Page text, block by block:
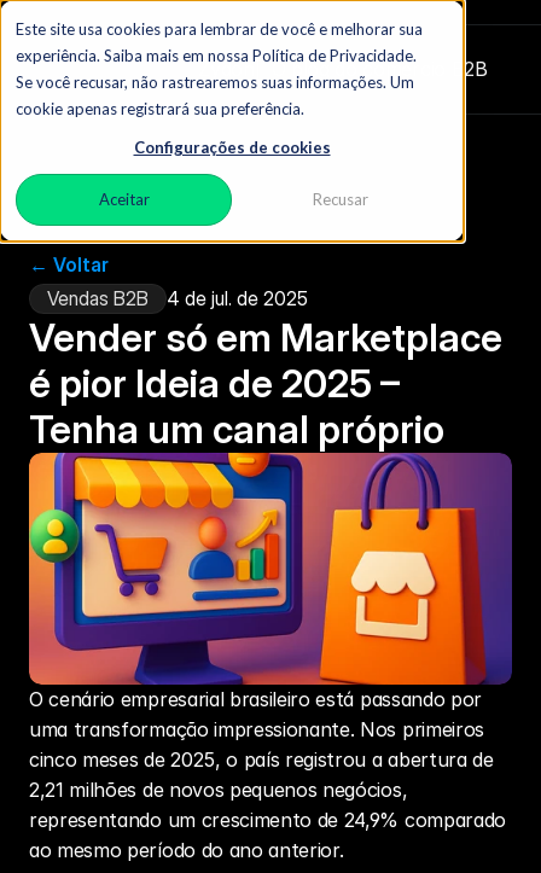
Este site usa cookies para lembrar de você e melhorar sua
experiência. Saiba mais em nossa Política de Privacidade.
Se você recusar, não rastrearemos suas informações. Um
cookie apenas registrará sua preferência.
Configurações de cookies
Aceitar Recusar
Zydon|  O blog do comércio B2B
← Voltar
Vendas B2B
4 de jul. de 2025
Vender só em Marketplace
é pior Ideia de 2025 –
Tenha um canal próprio
O cenário empresarial brasileiro está passando por
uma transformação impressionante. Nos primeiros
cinco meses de 2025, o país registrou a abertura de
2,21 milhões de novos pequenos negócios,
representando um crescimento de 24,9% comparado
ao mesmo período do ano anterior.